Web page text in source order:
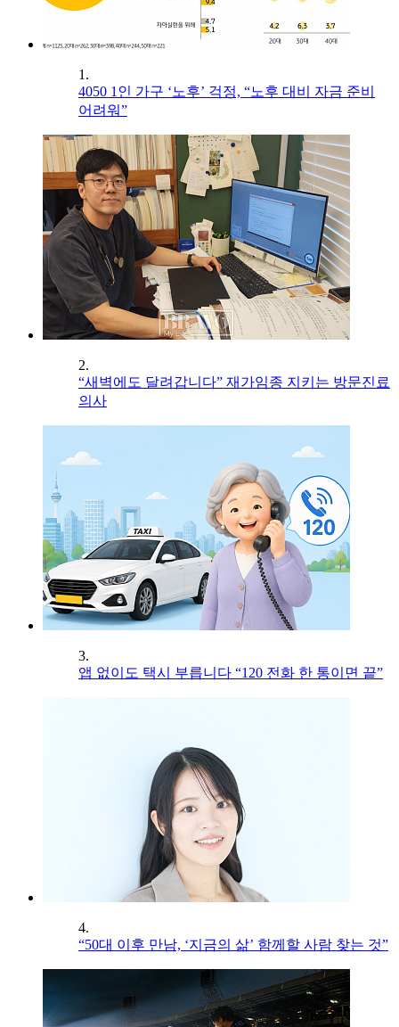
1.
4050 1인 가구 ‘노후’ 걱정, “노후 대비 자금 준비
어려워”
2.
“새벽에도 달려갑니다” 재가임종 지키는 방문진료
의사
3.
앱 없이도 택시 부릅니다 “120 전화 한 통이면 끝”
4.
“50대 이후 만남, ‘지금의 삶’ 함께할 사람 찾는 것”